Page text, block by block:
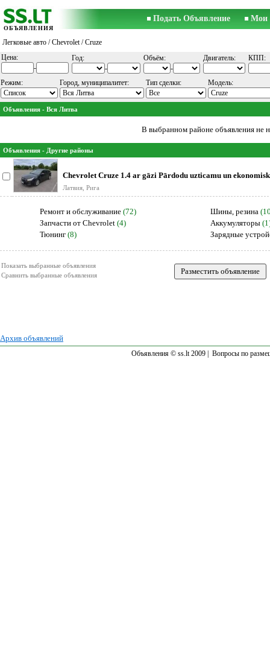
ОБЪЯВЛЕНИЯ
Подать Объявление Мои
Легковые авто /Chevrolet/ Cruze
Цена:
-
Год:
-
Объём:
-
Двигатель: КПП:
Режим: Город, муниципалитет: Тип сделки: Модель:
Объявления - Вся Литва
В выбранном районе объявления не
Объявления - Другие районы
Chevrolet Cruze 1.4 ar gāzi Pārdodu uzticamu un
Chevrol
Латвия, Рига
Ремонт и обслуживание (72)
Запчасти от Chevrolet (4)
Тюнинг (8)
Шины, резина
Аккумуляторы
Зарядные
Показать выбранные объявления
Сравнить выбранные объявления
Архив объявлений
Объявления © ss.lt 2009 | Вопросы по